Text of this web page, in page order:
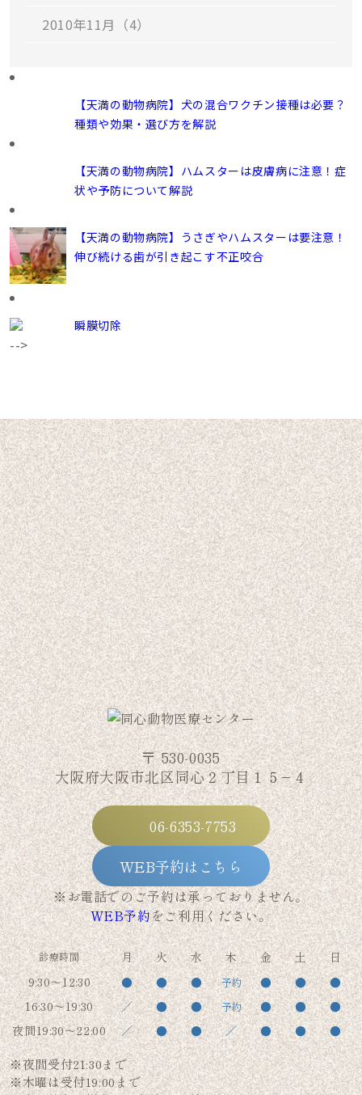
2010年11月（4）
【天満の動物病院】犬の混合ワクチン接種は必要？
種類や効果・選び方を解説
【天満の動物病院】ハムスターは皮膚病に注意！症
状や予防について解説
【天満の動物病院】うさぎやハムスターは要注意！
伸び続ける歯が引き起こす不正咬合
瞬膜切除
-->
〒 530-0035
大阪府大阪市北区同心２丁目１５−４
06-6353-7753
WEB予約はこちら
※お電話でのご予約は承っておりません。
WEB予約をご利用ください。
診療時間 月 火 水 木 金 土
日
9:30～12:30
● ● ● 予約 ● ●
●
16:30～19:30
／ ● ● 予約 ● ●
●
夜間19:30～22:00
／ ● ● ／ ● ● ●
※夜間受付21:30まで
※木曜は受付19:00まで